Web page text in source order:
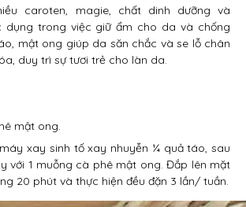
caroten, magie, chất dinh dưỡng và
dụng trong việc giữ ẩm cho da và chống
mật ong giúp da săn chắc và se lỗ chân
duy trì sự tươi trẻ cho làn da.
mật ong.
xay sinh tố xay nhuyễn ¼ quả táo, sau
với 1 muỗng cà phê mật ong. Đắp lên mặt
20 phút và thực hiện đều đặn 3 lần/ tuần.